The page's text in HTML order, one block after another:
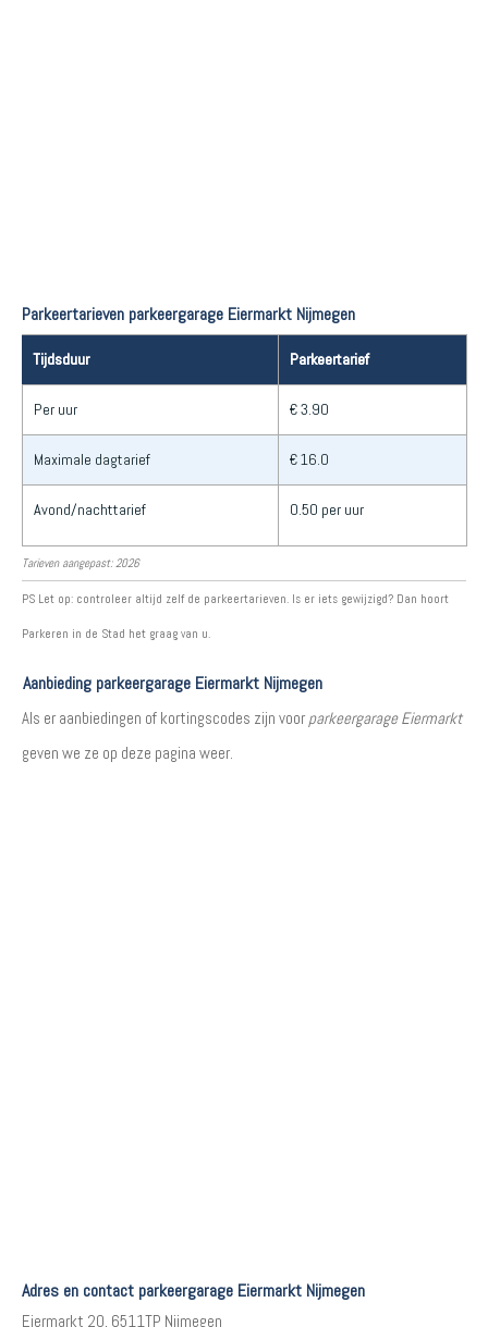
Parkeertarieven parkeergarage Eiermarkt Nijmegen
Tijdsduur Parkeertarief
Per uur € 3.90
Maximale dagtarief € 16.0
Avond/nachttarief 0.50 per uur
Tarieven aangepast: 2026
PS Let op: controleer altijd zelf de parkeertarieven. Is er iets gewijzigd? Dan hoort
Parkeren in de Stad het graag van u.
Aanbieding parkeergarage Eiermarkt Nijmegen
Als er aanbiedingen of kortingscodes zijn voor parkeergarage Eiermarkt
geven we ze op deze pagina weer.
Adres en contact parkeergarage Eiermarkt Nijmegen
Eiermarkt 20, 6511TP Nijmegen